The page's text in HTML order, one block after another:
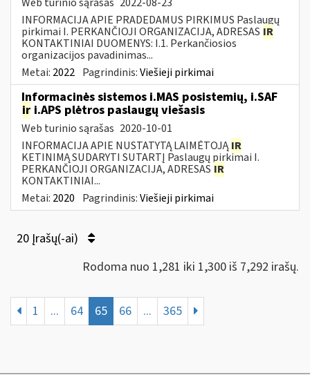
INFORMACIJA APIE PRADEDAMUS PIRKIMUS Paslaugų
pirkimai I. PERKANČIOJI ORGANIZACIJA, ADRESAS IR
KONTAKTINIAI DUOMENYS: I.1. Perkančiosios
organizacijos pavadinimas...
Metai: 2022 Pagrindinis:Viešieji pirkimai
Informacinės sistemos i.MAS posistemių, i.SAF
ir i.APS plėtros paslaugų viešasis
Web turinio sąrašas 2020-10-01
INFORMACIJA APIE NUSTATYTĄ LAIMĖTOJĄIR
KETINIMĄ SUDARYTI SUTARTĮ Paslaugų pirkimai I.
PERKANČIOJI ORGANIZACIJA, ADRESAS IR
KONTAKTINIAI...
Metai: 2020 Pagrindinis:Viešieji pirkimai
20 Įrašų(-ai)
Rodoma nuo 1,281 iki 1,300 iš 7,292 irašų.
1 ... 64 65 66 ... 365